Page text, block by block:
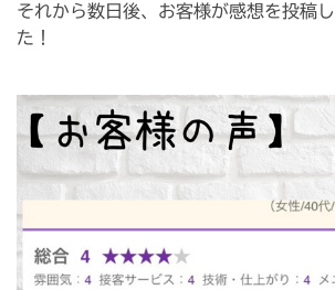
それから数日後、お客様が感想を投稿
た！